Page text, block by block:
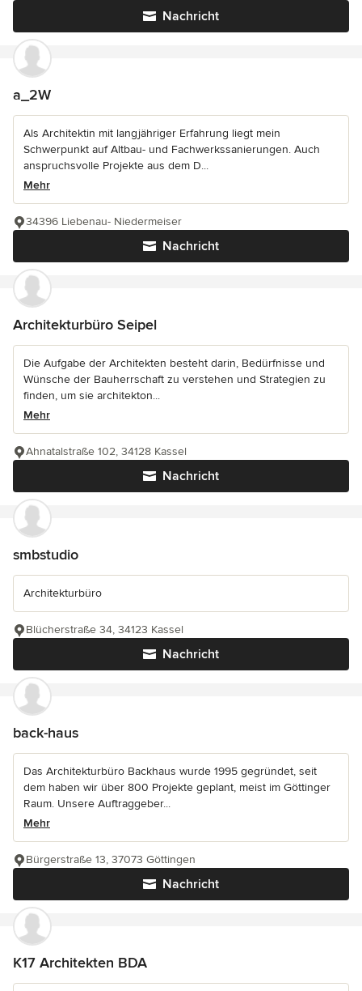
Nachricht
a_2W
Als Architektin mit langjähriger Erfahrung liegt mein
Schwerpunkt auf Altbau- und Fachwerkssanierungen. Auch
anspruchsvolle Projekte aus dem D...
Mehr
Nachricht
34396 Liebenau- Niedermeiser
Architekturbüro Seipel
Die Aufgabe der Architekten besteht darin, Bedürfnisse und
Wünsche der Bauherrschaft zu verstehen und Strategien zu
finden, um sie architekton...
Mehr
Nachricht
Ahnatalstraße 102, 34128 Kassel
smbstudio
Architekturbüro
Nachricht
Blücherstraße 34, 34123 Kassel
back-haus
Das Architekturbüro Backhaus wurde 1995 gegründet, seit
dem haben wir über 800 Projekte geplant, meist im Göttinger
Raum. Unsere Auftraggeber...
Mehr
Nachricht
Bürgerstraße 13, 37073 Göttingen
K17 Architekten BDA